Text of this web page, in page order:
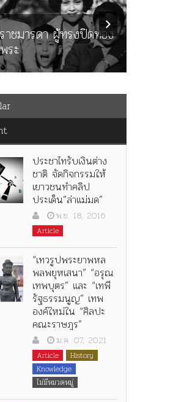
าชมารดา ผู้ทรงปิดทอง
ระ
ประชาไทรับเงินต่าง
ชาติ จัดกิจกรรมให้
เยาวชนทำคลิป
ประเด็น”ล่าแม่มด”
พ.ย. 18, 2016
Article
“เทวรูปพระยาพหล
พลพยุหเสนา” “อรุณ
เทพบุตร” และ “เทพี
รัฐธรรมนูญ” เทพ
องค์ใหม่ใน “ศิลปะ
คณะราษฎร”
ม.ค. 07, 2021
Article
History
Knowledge
ไม่มีหมวดหมู่